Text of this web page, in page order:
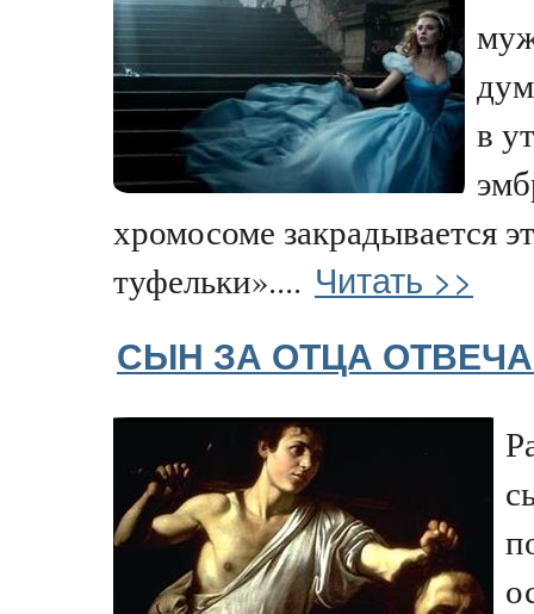
в
хромосоме закрадывается
туфельки».... Читать >>
СЫН ЗА ОТЦА